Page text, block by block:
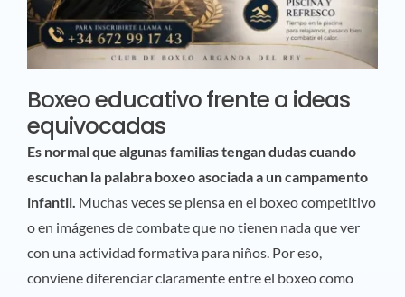
Boxeo educativo frente a ideas
equivocadas
Es normal que algunas familias tengan dudas cuando
escuchan la palabra boxeo asociada a un campamento
infantil. Muchas veces se piensa en el boxeo competitivo
o en imágenes de combate que no tienen nada que ver
con una actividad formativa para niños. Por eso,
conviene diferenciar claramente entre el boxeo como